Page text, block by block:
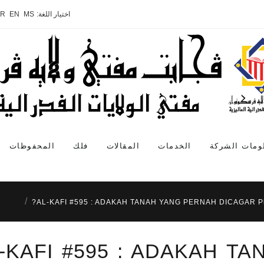
اختيار اللغة: MS
EN
الشركة الخدمات المقالات فلك المحفوظات
AL-KAFI #595 : ADAKAH TANAH YANG PERNAH DICAGAR
KAFI #595 : ADAKAH